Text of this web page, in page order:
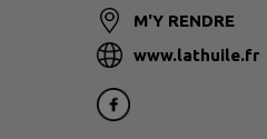
M'Y RENDRE
www.lathuile.fr